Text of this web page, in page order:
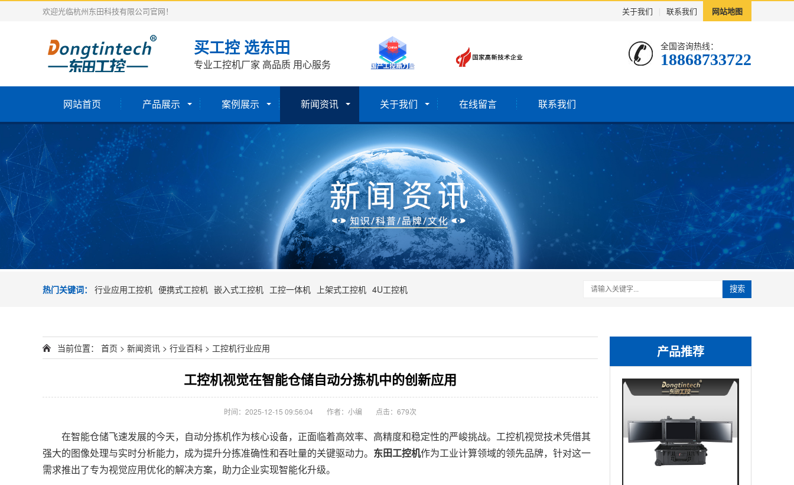
关于我们 联系我们 网站地图
欢迎光临杭州东田科技有限公司官网！
买工控 选东田
专业工控机厂家 高品质 用心服务
全国咨询热线：
18868733722
网站首页 产品展示 案例展示 新闻资讯 关于我们 在线留言 联系我们
热门关键词： 行业应用工控机 便携式工控机 嵌入式工控机 工控一体机 上架式工控机 4U工控机 搜索
产品推荐
当前位置： 首页 > 新闻资讯 > 行业百科 > 工控机行业应用
工控机视觉在智能仓储自动分拣机中的创新应用
时间：2025-12-15 09:56:04 作者：小编 点击： 679次
在智能仓储飞速发展的今天，自动分拣机作为核心设备，正面临着高效率、高精度和稳定性的严峻挑战。工控机视觉技术凭借其
强大的图像处理与实时分析能力，成为提升分拣准确性和吞吐量的关键驱动力。 东田工控机作为工业计算领域的领先品牌，针对这一
需求推出了专为视觉应用优化的解决方案，助力企业实现智能化升级。